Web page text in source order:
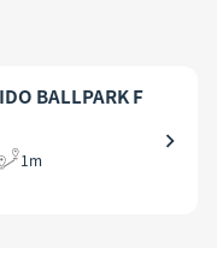
BALLPARK F
1m